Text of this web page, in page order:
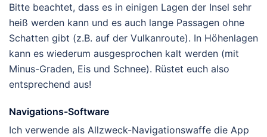
Bitte beachtet, dass es in einigen Lagen der Insel sehr
heiß werden kann und es auch lange Passagen ohne
Schatten gibt (z.B. auf der Vulkanroute). In Höhenlagen
kann es wiederum ausgesprochen kalt werden (mit
Minus-Graden, Eis und Schnee). Rüstet euch also
entsprechend aus!
Navigations-Software
Ich verwende als Allzweck-Navigationswaffe die App